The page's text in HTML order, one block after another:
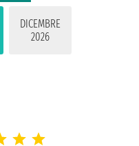
DICEMBRE
2026